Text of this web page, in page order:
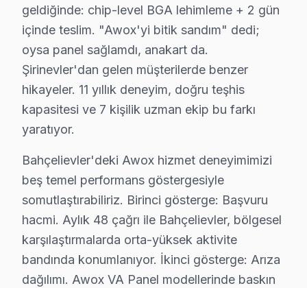
Bahçelievler'de söz konusu model LED TV tamiri için
Bu rakamlar Bahçelievler'deki son 48 vakadan elde
Fiyatlandırma prensibimiz üç sütuna dayanıyor:
Bahçelievler'deki Awox servis hacmi takvim boyunca
İkinci pik — Mart sonu: Bahar temizliği sırasında
Üçüncü pik — Haziran: Ramazan Bayramı ve yaz
Beşinci pik — Kasım: Alışveriş sezonu kampanyaları
Bahçelievler'de söz konusu model servisi seçmeden
"bu TV VA Panel için orijinal parça mı
"Bahçelievler'nin her mahallesine geliyor musunuz?"
Bahçelievler'de Awox servis rotasyonunun nasıl
karma yapılaşmalı konut dokusunun hakim olduğu
Acil vaka protokolü farklı işliyor: Bahçelievler'de
geldiğinde: chip-level BGA lehimleme + 2 gün
içinde teslim. "Awox'yi bitik sandım" dedi;
oysa panel sağlamdı, anakart da.
Şirinevler'dan gelen müşterilerde benzer
hikayeler. 11 yıllık deneyim, doğru teşhis
kapasitesi ve 7 kişilik uzman ekip bu farkı
yaratıyor.
Bahçelievler'deki Awox hizmet deneyimimizi
beş temel performans göstergesiyle
somutlaştırabiliriz. Birinci gösterge: Başvuru
hacmi. Aylık 48 çağrı ile Bahçelievler, bölgesel
karşılaştırmalarda orta-yüksek aktivite
bandında konumlanıyor. İkinci gösterge: Arıza
dağılımı. Awox VA Panel modellerinde baskın